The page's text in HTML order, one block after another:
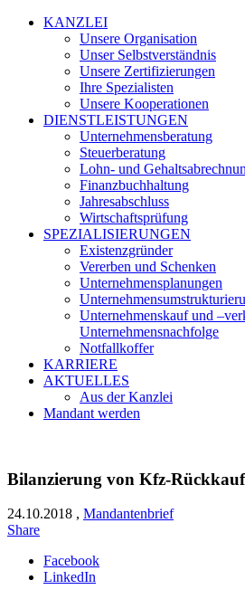
KANZLEI
Unsere Organisation
Unser Selbstverständnis
Unsere Zertifizierungen
Ihre Spezialisten
Unsere Kooperationen
DIENSTLEISTUNGEN
Unternehmensberatung
Steuerberatung
Lohn- und
Finanzbuchhaltung
Jahresabschluss
Wirtschaftsprüfung
SPEZIALISIERUNGEN
Existenzgründer
Vererben und Schenken
Unternehmensplanungen
Unternehmenskauf und
Unternehmensnachfolge
Notfallkoffer
KARRIERE
AKTUELLES
Aus der Kanzlei
Mandant werden
Bilanzierung von Kfz-
24.10.2018 , Mandantenbrief
Share
Facebook
LinkedIn